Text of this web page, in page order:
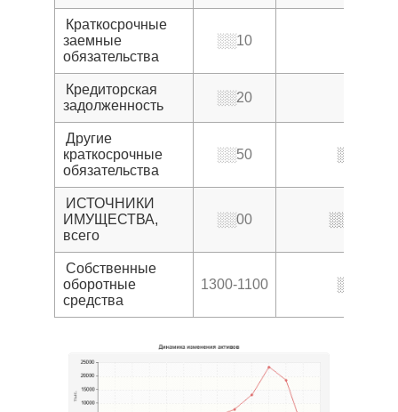
Краткосрочные
заемные
обязательства
░░10
Кредиторская
задолженность
░░20
Другие
краткосрочные
обязательства
░░50 ░░
ИСТОЧНИКИ
ИМУЩЕСТВА,
всего
░░00 ░░3
Собственные
оборотные
средства
1300-1100 ░░